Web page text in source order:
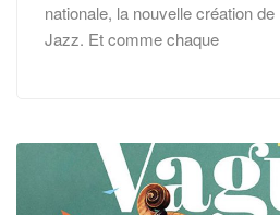
nationale, la nouvelle création
Jazz. Et comme chaque